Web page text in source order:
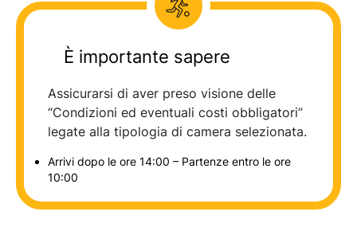
È importante sapere
Assicurarsi di aver preso visione delle
“Condizioni ed eventuali costi obbligatori”
legate alla tipologia di camera selezionata.
Arrivi dopo le ore 14:00 – Partenze entro le ore
10:00